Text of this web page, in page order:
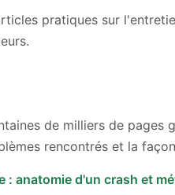
pratiques sur
de milliers de
rencontrés et la
: anatomie d'un crash et